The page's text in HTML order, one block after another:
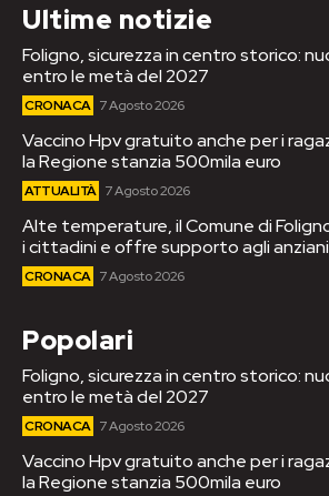
Ultime notizie
Foligno, sicurezza in centro storico:
entro le metà del 2027
CRONACA 7 Agosto 2026
Vaccino Hpv gratuito anche per i
la Regione stanzia 500mila euro
ATTUALITÀ 7 Agosto 2026
Alte temperature, il Comune di
i cittadini e offre supporto agli anziani
CRONACA 7 Agosto 2026
Popolari
Foligno, sicurezza in centro storico:
entro le metà del 2027
CRONACA 7 Agosto 2026
Vaccino Hpv gratuito anche per i
la Regione stanzia 500mila euro